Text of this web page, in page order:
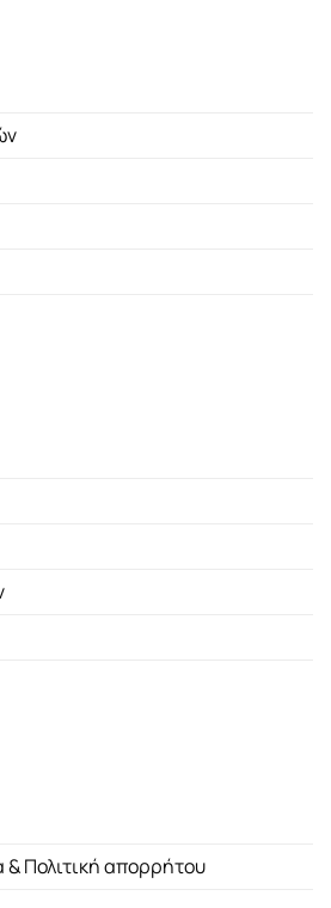
Πολιτική απορρήτου